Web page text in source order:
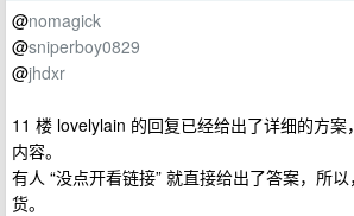
@nomagick
@sniperboy0829
@jhdxr
11 楼 lovelylain 的回复已经给出了详细的方案
内容。
有人 “没点开看链接” 就直接给出了答案，所
货。